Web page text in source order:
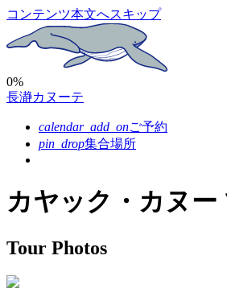
コンテンツ本文へスキップ
0%
長瀞カヌーテ
calendar_add_onご予約
pin_drop集合場所
カヤック・カヌー
Tour Photos